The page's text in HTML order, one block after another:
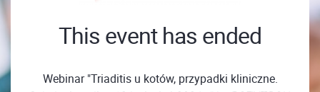
This event has ended
Webinar "Triaditis u kotów, przypadki kliniczne.